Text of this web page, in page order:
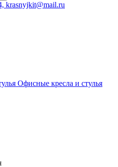
krasnyjkit@mail.ru
Офисные кресла и стулья